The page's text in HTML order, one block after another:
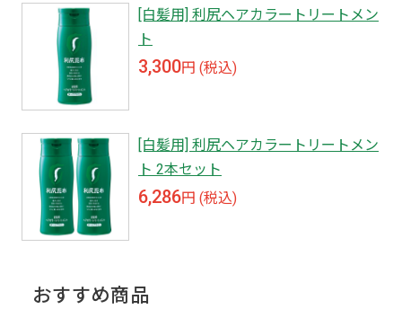
[白髪用] 利尻ヘアカラートリートメン
ト
3,300円 (税込)
[白髪用] 利尻ヘアカラートリートメン
ト 2本セット
6,286円 (税込)
おすすめ商品